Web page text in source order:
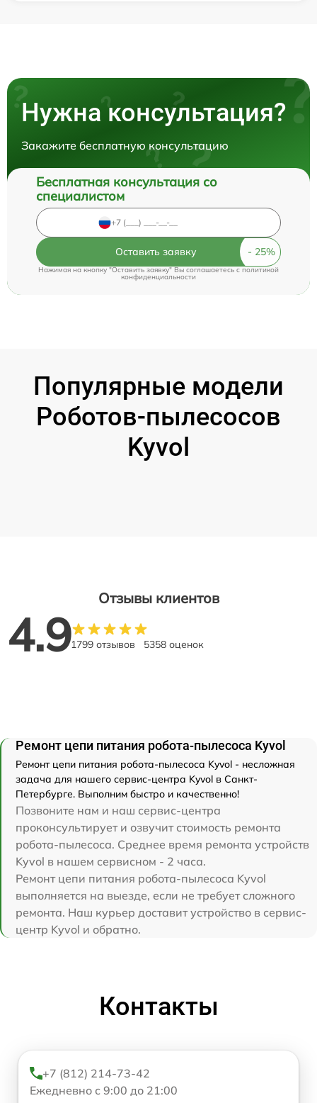
Нужна консультация?
Закажите бесплатную консультацию
Бесплатная консультация со
специалистом
Оставить заявку
Нажимая на кнопку "Оставить заявку" Вы соглашаетесь cполитикой
конфиденциальности
Популярные модели
Роботов-пылесосов
Kyvol
Отзывы клиентов
4.91799 отзывов 5358 оценок
Ремонт цепи питания робота-пылесоса Kyvol
Ремонт цепи питания робота-пылесоса Kyvol - несложная
задача для нашего сервис-центра Kyvol в Санкт-
Петербурге. Выполним быстро и качественно!
Позвоните нам и наш сервис-центра
проконсультирует и озвучит стоимость ремонта
робота-пылесоса. Среднее время ремонта устройств
Kyvol в нашем сервисном - 2 часа.
Ремонт цепи питания робота-пылесоса Kyvol
выполняется на выезде, если не требует сложного
ремонта. Наш курьер доставит устройство в сервис-
центр Kyvol и обратно.
Контакты
+7 (812) 214-73-42
Ежедневно с 9:00 до 21:00